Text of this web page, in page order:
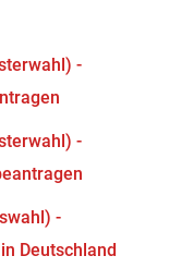
-
-
-
Deutschland